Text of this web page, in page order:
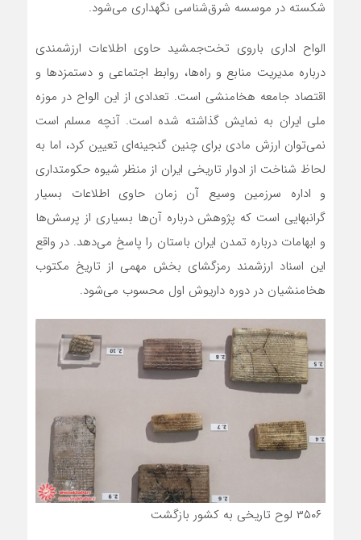
شکسته در موسسه شرق‌شناسی نگهداری می‌شود.
الواح اداری باروی تخت‌جمشید حاوی اطلاعات ارزشمندی
درباره مدیریت منابع و راه‌ها، روابط اجتماعی و دستمزد‌ها و
اقتصاد جامعه هخامنشی است. تعدادی از این الواح در موزه
ملی ایران به نمایش گذاشته شده است. آنچه مسلم است
نمی‌توان ارزش مادی برای چنین گنجینه‌ای تعیین کرد، اما به
لحاظ شناخت از ادوار تاریخی ایران از منظر شیوه حکومتداری
و اداره سرزمین وسیع آن زمان حاوی اطلاعات بسیار
گرانبهایی است که پژوهش درباره آن‌ها بسیاری از پرسش‌ها
و ابهامات درباره تمدن ایران باستان را پاسخ می‌دهد. در واقع
این اسناد ارزشمند رمزگشای بخش مهمی از تاریخ مکتوب
هخامنشیان در دوره داریوش اول محسوب می‌شود.